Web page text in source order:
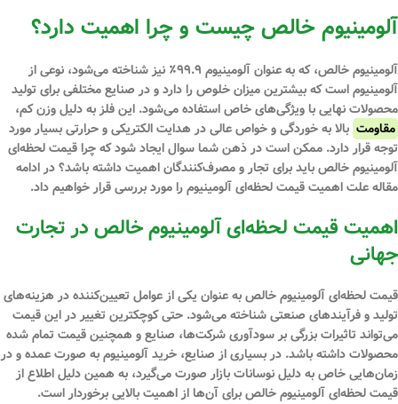
آلومینیوم خالص چیست و چرا اهمیت دارد؟
آلومینیوم خالص، که به عنوان آلومینیوم ۹۹.۹٪ نیز شناخته می‌شود، نوعی از
آلومینیوم است که بیشترین میزان خلوص را دارد و در صنایع مختلفی برای تولید
محصولات نهایی با ویژگی‌های خاص استفاده می‌شود. این فلز به دلیل وزن کم،
مقاومت بالا به خوردگی و خواص عالی در هدایت الکتریکی و حرارتی بسیار مورد
توجه قرار دارد. ممکن است در ذهن شما سوال ایجاد شود که چرا قیمت لحظه‌ای
آلومینیوم خالص باید برای تجار و مصرف‌کنندگان اهمیت داشته باشد؟ در ادامه
مقاله علت اهمیت قیمت لحظه‌ای آلومینیوم را مورد بررسی قرار خواهیم داد.
اهمیت قیمت لحظه‌ای آلومینیوم خالص در تجارت
جهانی
قیمت لحظه‌ای آلومینیوم خالص به عنوان یکی از عوامل تعیین‌کننده در هزینه‌های
تولید و فرآیندهای صنعتی شناخته می‌شود. حتی کوچکترین تغییر در این قیمت
می‌تواند تاثیرات بزرگی بر سودآوری شرکت‌ها، صنایع و همچنین قیمت تمام شده
محصولات داشته باشد. در بسیاری از صنایع، خرید آلومینیوم به صورت عمده و در
زمان‌هایی خاص به دلیل نوسانات بازار صورت می‌گیرد، به همین دلیل اطلاع از
قیمت لحظه‌ای آلومینیوم خالص برای آن‌ها از اهمیت بالایی برخوردار است.